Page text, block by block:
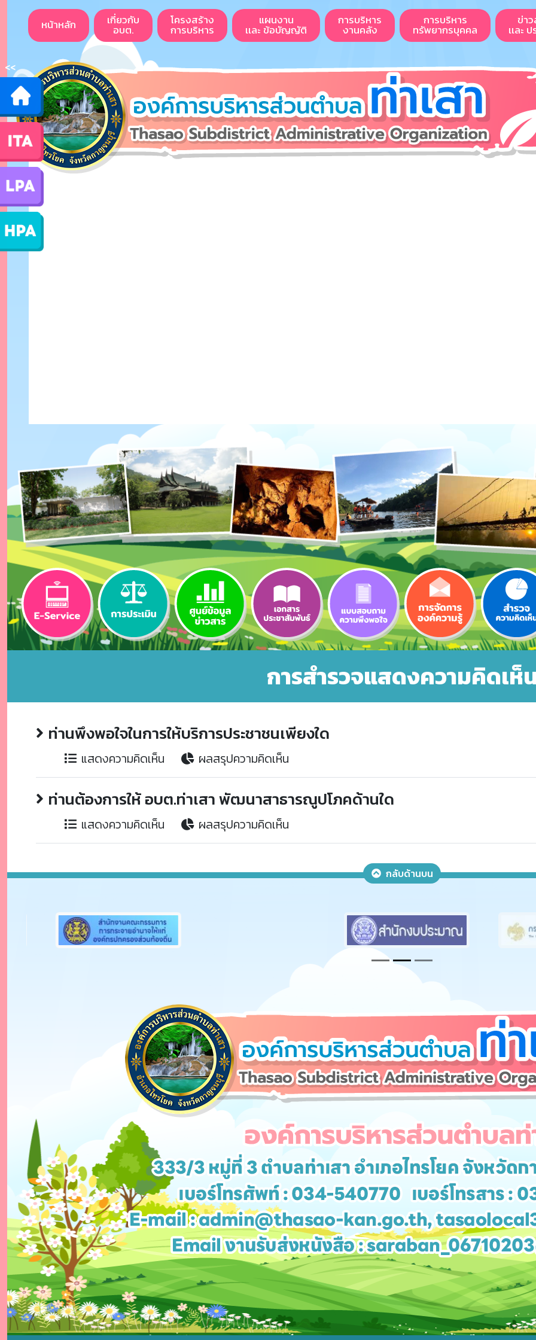
<<
หน้าหลัก เกี่ยวกับ
อบต.
โครงสร้าง
การบริหาร
แผนงาน
เเละ ข้อบัญญัติ
การบริหาร
งานคลัง
การบริหาร
ทรัพยากรบุคคล
ข่า
เเละ
การสำรวจแสดงความคิดเห็
ท่านพึงพอใจในการให้บริการประชาชนเพียงใด
แสดงความคิดเห็น ผลสรุปความคิดเห็น
ท่านต้องการให้ อบต.ท่าเสา พัฒนาสาธารณูปโภคด้านใด
แสดงความคิดเห็น ผลสรุปความคิดเห็น
กลับด้านบน
Previous